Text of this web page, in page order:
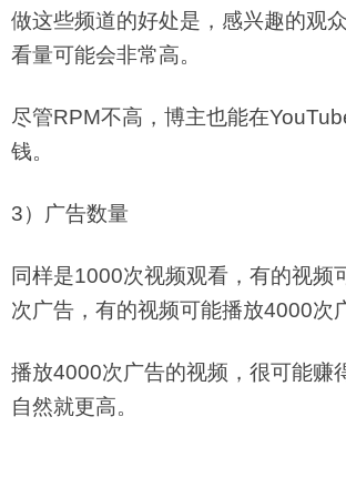
做这些频道的好处是，感兴趣的观
看量可能会非常高。
尽管RPM不高，博主也能在
钱。
3）广告数量
同样是1000次视频观看，有的视频
次广告，有的视频可能播放4000次
播放4000次广告的视频，很可能赚
自然就更高。